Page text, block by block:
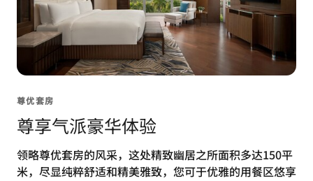
尊优套房
尊享气派豪华体验
领略尊优套房的风采，这处精致幽居之所面积多达150平
米，尽显纯粹舒适和精美雅致，您可于优雅的用餐区悠享